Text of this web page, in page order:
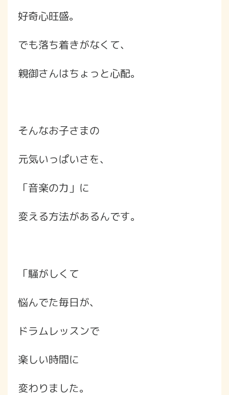
好奇心旺盛。
でも落ち着きがなくて、
親御さんはちょっと心配。
そんなお子さまの
元気いっぱいさを、
「音楽の力」に
変える方法があるんです。
「騒がしくて
悩んでた毎日が、
ドラムレッスンで
楽しい時間に
変わりました。